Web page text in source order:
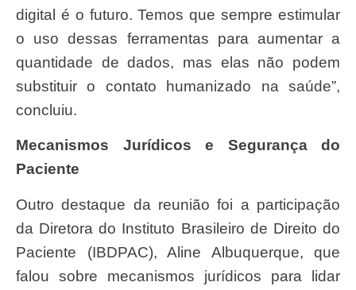
digital é o futuro. Temos que sempre estimular
o uso dessas ferramentas para aumentar a
quantidade de dados, mas elas não podem
substituir o contato humanizado na saúde”,
concluiu.
Mecanismos Jurídicos e Segurança do
Paciente
Outro destaque da reunião foi a participação
da Diretora do Instituto Brasileiro de Direito do
Paciente (IBDPAC), Aline Albuquerque, que
falou sobre mecanismos jurídicos para lidar